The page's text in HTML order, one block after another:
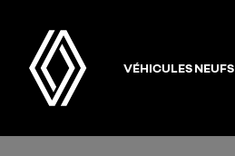
VÉHICULES NEUFS